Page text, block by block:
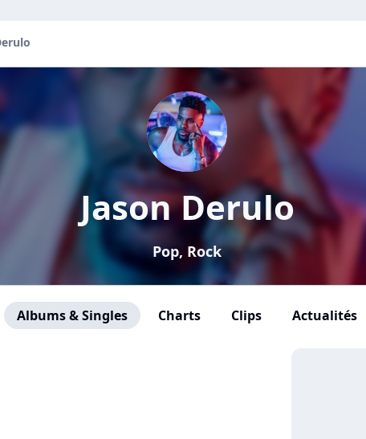
Jason Derulo
Pop, Rock
Albums & Singles Charts Clips Actualités